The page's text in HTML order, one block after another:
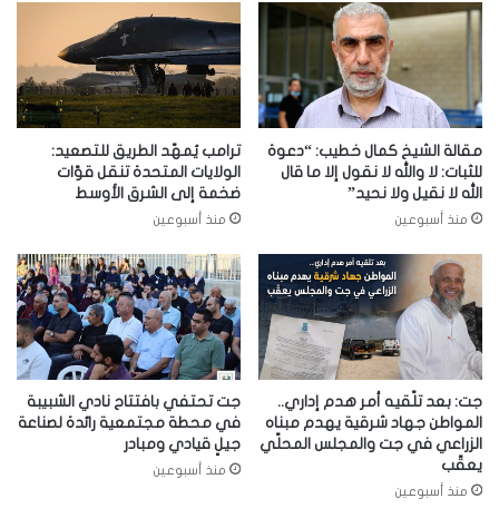
مقالة الشيخ كمال خطيب: “دعوة
للثبات: لا والله لا نقول إلا ما قال
الله لا نقيل ولا نحيد”
منذ أسبوعين
ترامب يُمهّد الطريق للتصعيد:
الولايات المتحدة تنقل قوّات
ضخمة إلى الشرق الأوسط
منذ أسبوعين
جت: بعد تلّقيه أمر هدم إداري..
المواطن جهاد شرقية يهدم مبناه
الزراعي في جت والمجلس المحلّي
يعقّب
منذ أسبوعين
جت تحتفي بافتتاح نادي الشبيبة
في محطة مجتمعية رائدة لصناعة
جيلٍ قيادي ومبادر
منذ أسبوعين